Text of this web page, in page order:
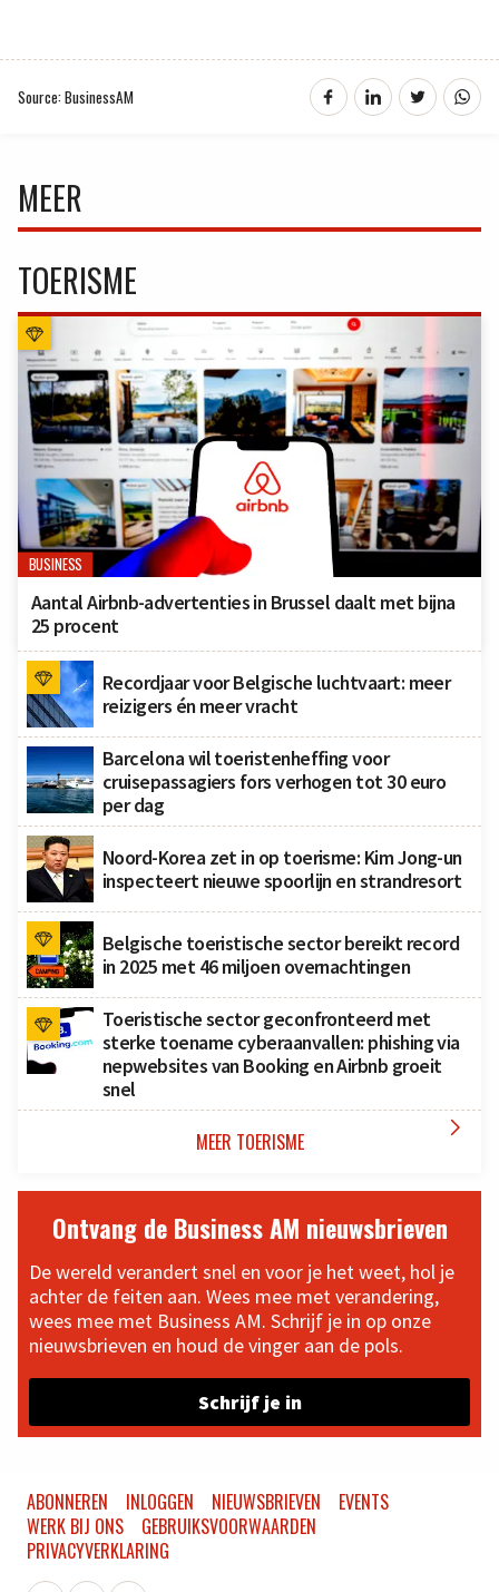
Source: BusinessAM
MEER
TOERISME
BUSINESS
Aantal Airbnb-advertenties in Brussel daalt met bijna
25 procent
Recordjaar voor Belgische luchtvaart: meer
reizigers én meer vracht
Barcelona wil toeristenheffing voor
cruisepassagiers fors verhogen tot 30 euro
per dag
Noord-Korea zet in op toerisme: Kim Jong-un
inspecteert nieuwe spoorlijn en strandresort
Belgische toeristische sector bereikt record
in 2025 met 46 miljoen overnachtingen
Toeristische sector geconfronteerd met
sterke toename cyberaanvallen: phishing via
nepwebsites van Booking en Airbnb groeit
snel
MEER TOERISME 
Ontvang de Business AM nieuwsbrieven
De wereld verandert snel en voor je het weet, hol je
achter de feiten aan. Wees mee met verandering,
wees mee met Business AM. Schrijf je in op onze
nieuwsbrieven en houd de vinger aan de pols.
Schrijf je in
ABONNEREN INLOGGEN NIEUWSBRIEVEN
EVENTS
WERK BIJ ONS
GEBRUIKSVOORWAARDEN
PRIVACYVERKLARING